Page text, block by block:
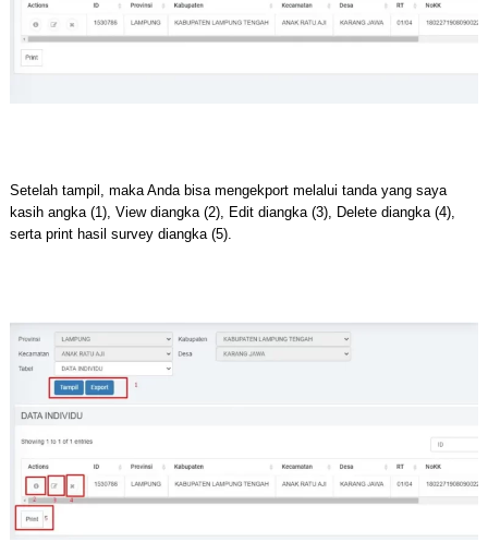
Setelah tampil, maka Anda bisa mengekport melalui tanda yang saya
kasih angka (1), View diangka (2), Edit diangka (3), Delete diangka (4),
serta print hasil survey diangka (5).